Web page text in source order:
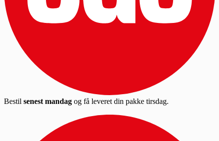
Bestil senest mandag og få leveret din pakke tirsdag.